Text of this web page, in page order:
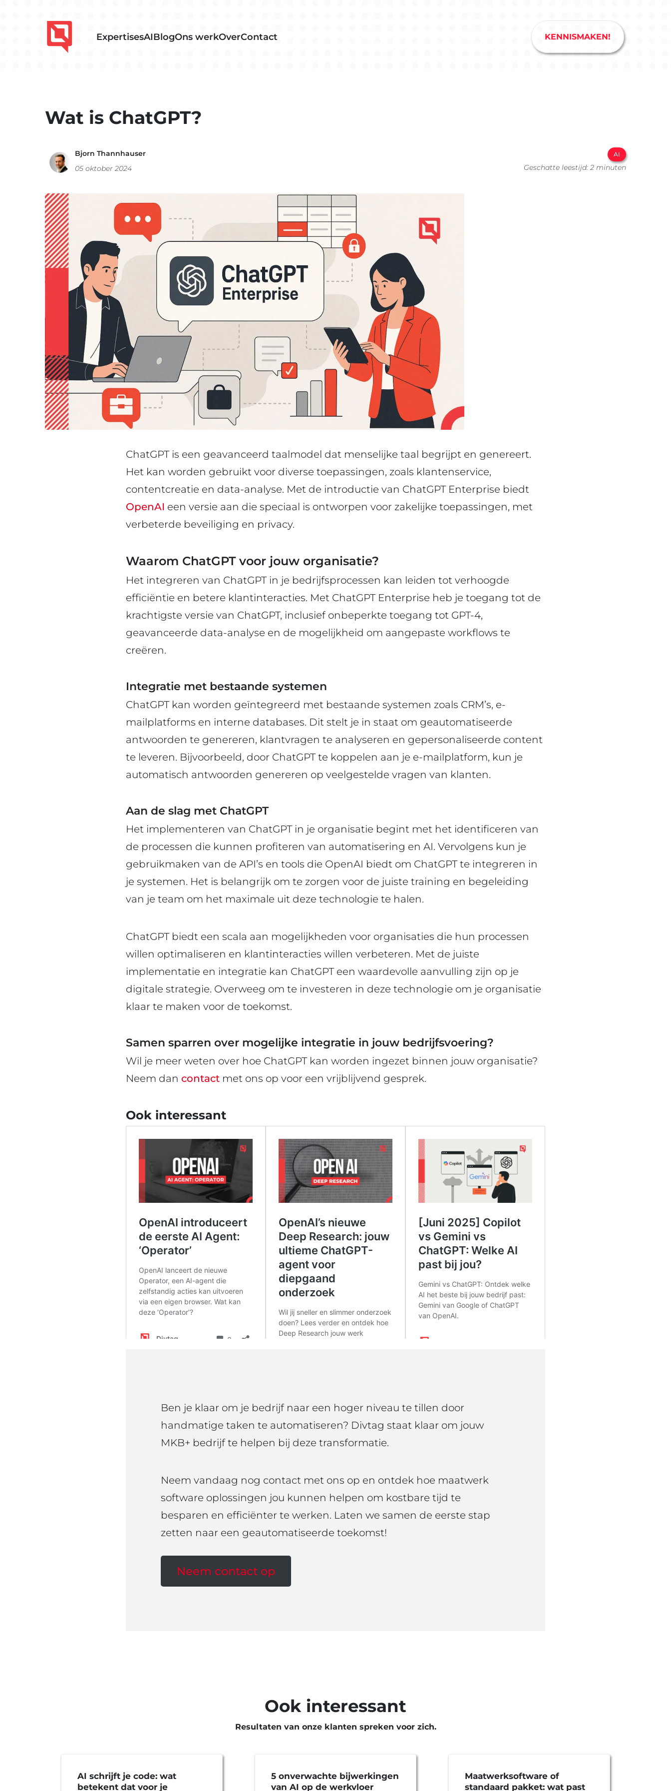
ExpertisesAIBlogOns werkOverContact KENNISMAKEN!
Wat is ChatGPT?
Bjorn Thannhauser
05 oktober 2024
AI
Geschatte leestijd: 2 minuten
ChatGPT is een geavanceerd taalmodel dat menselijke taal begrijpt en genereert.
Het kan worden gebruikt voor diverse toepassingen, zoals klantenservice,
contentcreatie en data-analyse. Met de introductie van ChatGPT Enterprise biedt
OpenAI een versie aan die speciaal is ontworpen voor zakelijke toepassingen, met
verbeterde beveiliging en privacy.
Waarom ChatGPT voor jouw organisatie?
Het integreren van ChatGPT in je bedrijfsprocessen kan leiden tot verhoogde
efficiëntie en betere klantinteracties. Met ChatGPT Enterprise heb je toegang tot de
krachtigste versie van ChatGPT, inclusief onbeperkte toegang tot GPT-4,
geavanceerde data-analyse en de mogelijkheid om aangepaste workflows te
creëren.
Integratie met bestaande systemen
ChatGPT kan worden geïntegreerd met bestaande systemen zoals CRM’s, e-
mailplatforms en interne databases. Dit stelt je in staat om geautomatiseerde
antwoorden te genereren, klantvragen te analyseren en gepersonaliseerde content
te leveren. Bijvoorbeeld, door ChatGPT te koppelen aan je e-mailplatform, kun je
automatisch antwoorden genereren op veelgestelde vragen van klanten.
Aan de slag met ChatGPT
Het implementeren van ChatGPT in je organisatie begint met het identificeren van
de processen die kunnen profiteren van automatisering en AI. Vervolgens kun je
gebruikmaken van de API’s en tools die OpenAI biedt om ChatGPT te integreren in
je systemen. Het is belangrijk om te zorgen voor de juiste training en begeleiding
van je team om het maximale uit deze technologie te halen.
ChatGPT biedt een scala aan mogelijkheden voor organisaties die hun processen
willen optimaliseren en klantinteracties willen verbeteren. Met de juiste
implementatie en integratie kan ChatGPT een waardevolle aanvulling zijn op je
digitale strategie. Overweeg om te investeren in deze technologie om je organisatie
klaar te maken voor de toekomst.
Samen sparren over mogelijke integratie in jouw bedrijfsvoering?
Wil je meer weten over hoe ChatGPT kan worden ingezet binnen jouw organisatie?
Neem dan contact met ons op voor een vrijblijvend gesprek.
Ook interessant
Ben je klaar om je bedrijf naar een hoger niveau te tillen door
handmatige taken te automatiseren? Divtag staat klaar om jouw
MKB+ bedrijf te helpen bij deze transformatie.
Neem vandaag nog contact met ons op en ontdek hoe maatwerk
software oplossingen jou kunnen helpen om kostbare tijd te
besparen en efficiënter te werken. Laten we samen de eerste stap
zetten naar een geautomatiseerde toekomst!
Neem contact op
Ook interessant
Resultaten van onze klanten spreken voor zich.
AI schrijft je code: wat
betekent dat voor je
5 onverwachte bijwerkingen
van AI op de werkvloer
Maatwerksoftware of
standaard pakket: wat past